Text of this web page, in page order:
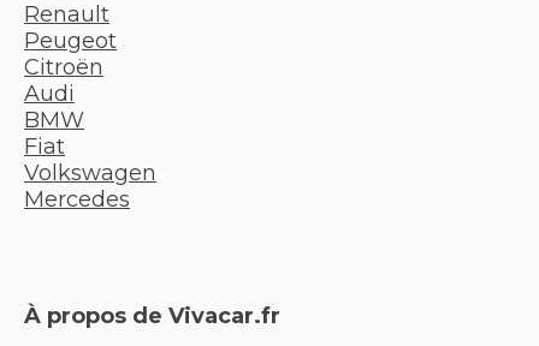
Renault
Peugeot
Citroën
Audi
BMW
Fiat
Volkswagen
Mercedes
À propos de Vivacar.fr